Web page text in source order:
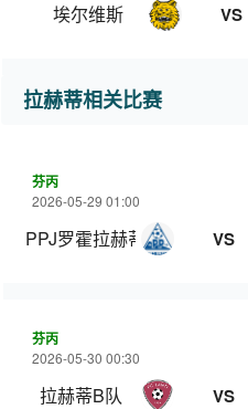
埃尔维斯 VS
拉赫蒂相关比赛
芬丙
2026-05-29 01:00
PPJ罗霍拉赫蒂 VS
芬丙
2026-05-30 00:30
拉赫蒂B队 VS